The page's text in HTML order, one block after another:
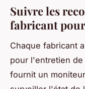
Suivre les
fabricant
Chaque fabricant
pour l'entretien de
fournit un